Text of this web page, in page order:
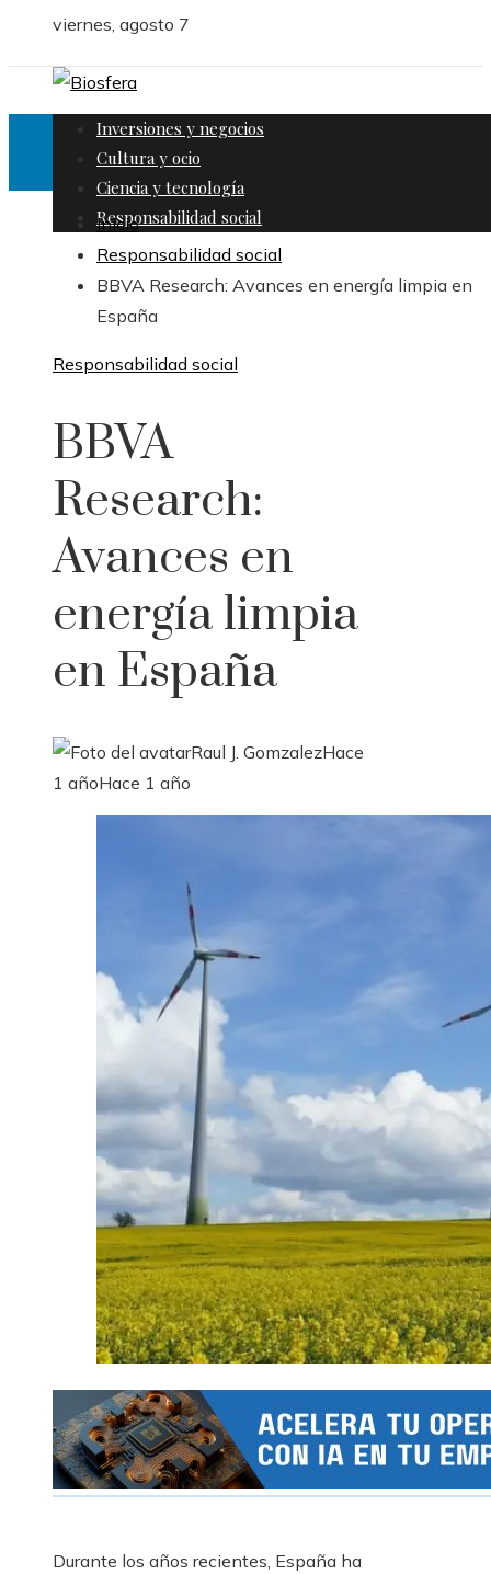
viernes, agosto 7
Inversiones y negocios
Cultura y ocio
Ciencia y tecnología
Responsabilidad social
Inicio
Responsabilidad social
BBVA Research: Avances en energía limpia en
España
Responsabilidad social
BBVA
Research:
Avances en
energía limpia
en España
Raul J. GomzalezHace
1 añoHace 1 año
Durante los años recientes, España ha